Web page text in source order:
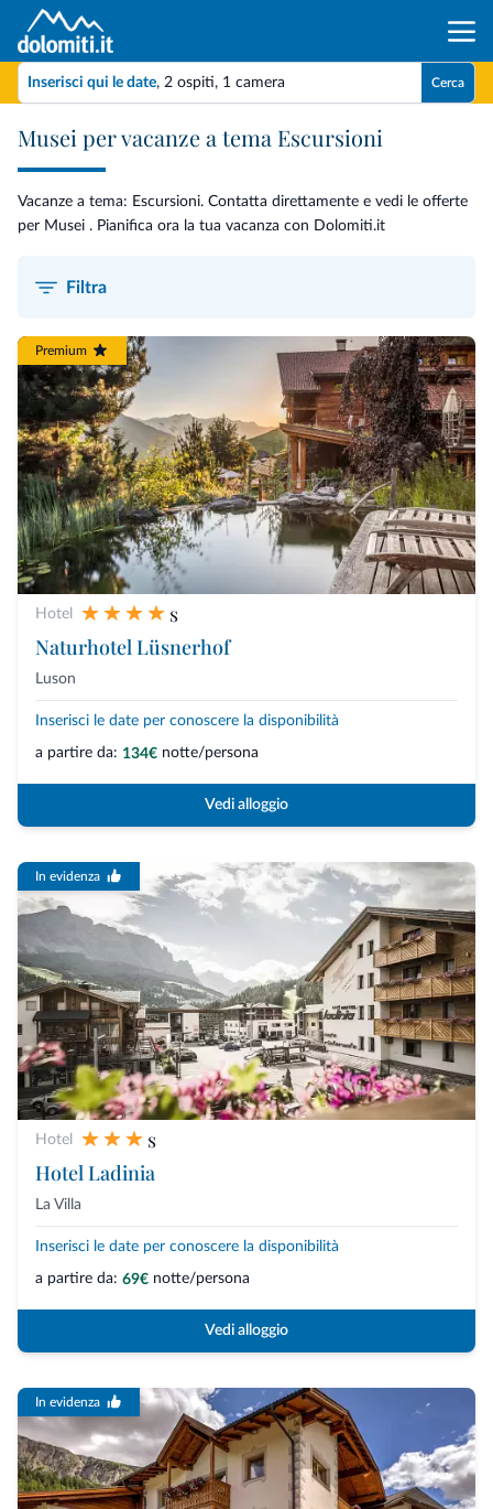
Inserisci qui le date, 2 ospiti, 1 camera Cerca
Musei per vacanze a tema Escursioni
Vacanze a tema: Escursioni. Contatta direttamente e vedi le offerte
per Musei . Pianifica ora la tua vacanza con Dolomiti.it
Filtra
Premium
Hotel
s
Naturhotel Lüsnerhof
Luson
Inserisci le date per conoscere la disponibilità
a partire da: 134€ notte/persona
Vedi alloggio
In evidenza
Hotel
s
Hotel Ladinia
La Villa
Inserisci le date per conoscere la disponibilità
a partire da: 69€ notte/persona
Vedi alloggio
In evidenza